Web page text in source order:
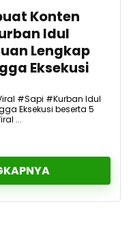
Konten
Idul
Lengkap
Eksekusi
#Sapi #Kurban Idul
Eksekusi beserta 5
...